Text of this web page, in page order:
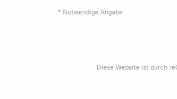
* Notwendige Angabe
Diese Website ist durch